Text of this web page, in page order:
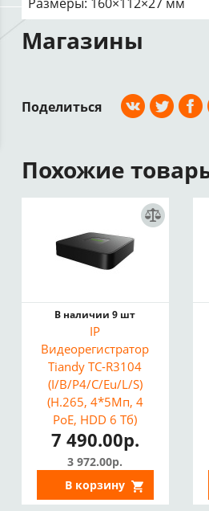
Магазины
Поделиться
Похожие
В наличии 9 шт
IP
Видеорегистратор
Tiandy TC-R3104
(I/B/P4/C/Eu/L/S)
(H.265, 4*5Мп, 4
PoE, HDD 6 Тб)
7 490.00р.
3 972.00р.
В корзину